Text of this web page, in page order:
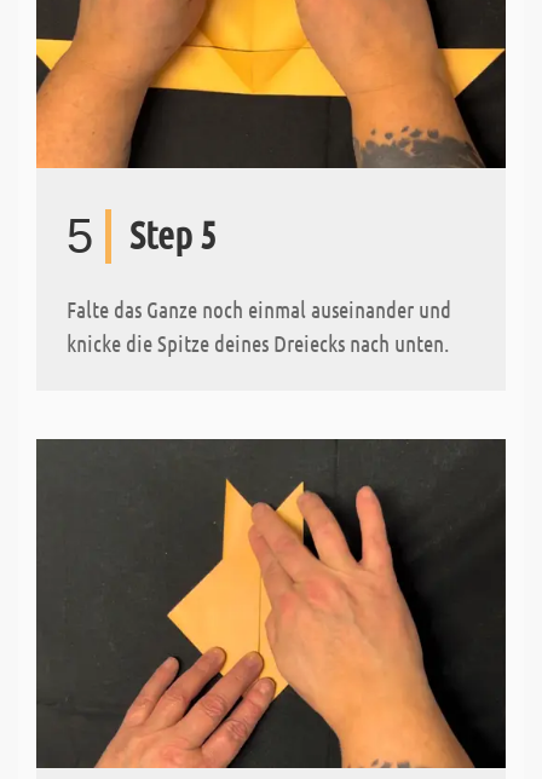
5 Step 5
Falte das Ganze noch einmal auseinander und
knicke die Spitze deines Dreiecks nach unten.